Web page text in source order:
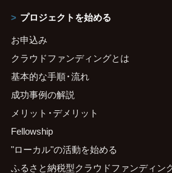
プロジェクトを始める
お申込み
クラウドファンディングとは
基本的な手順・流れ
成功事例の解説
メリット・デメリット
Fellowship
"ローカル"の活動を始める
ふるさと納税型クラウドファンディン